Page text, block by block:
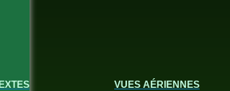
VUES AÉRIENNES